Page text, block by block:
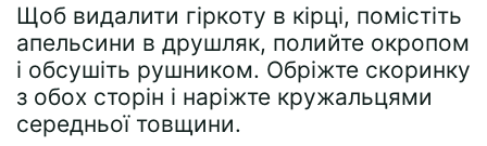
Щоб видалити гіркоту в кірці, помістіть
апельсини в друшляк, полийте окропом
і обсушіть рушником. Обріжте скоринку
з обох сторін і наріжте кружальцями
середньої товщини.